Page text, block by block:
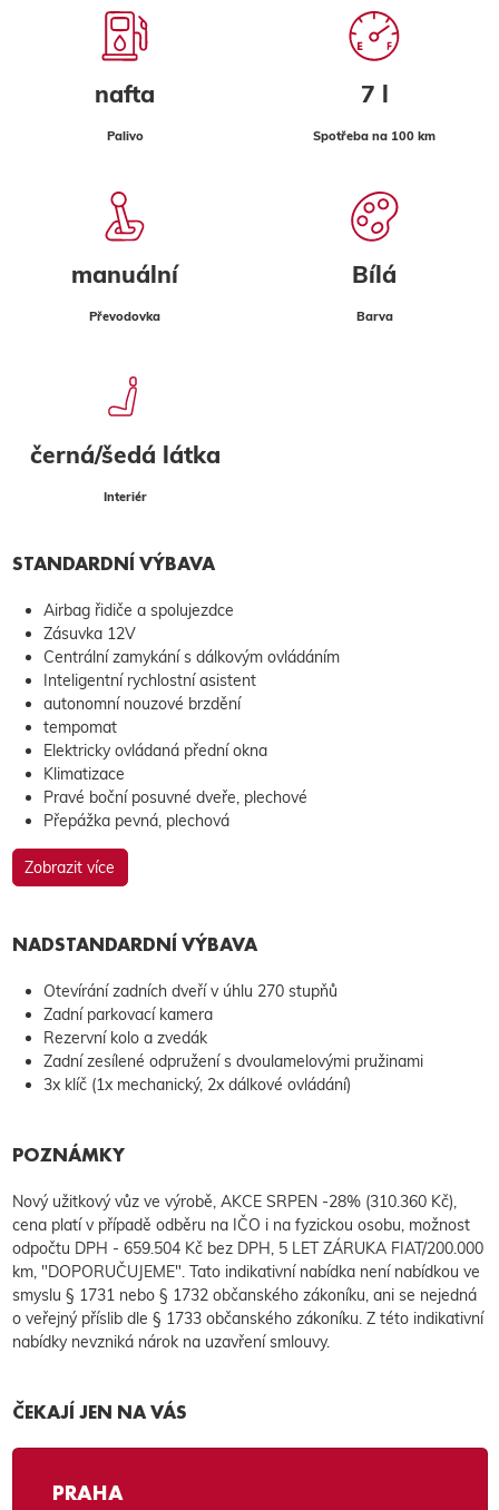
nafta
Palivo
7 l
Spotřeba na 100 km
manuální
Převodovka
Bílá
Barva
černá/šedá látka
Interiér
STANDARDNÍ VÝBAVA
Airbag řidiče a spolujezdce
Zásuvka 12V
Centrální zamykání s dálkovým ovládáním
Inteligentní rychlostní asistent
autonomní nouzové brzdění
tempomat
Elektricky ovládaná přední okna
Klimatizace
Pravé boční posuvné dveře, plechové
Přepážka pevná, plechová
Zobrazit více
NADSTANDARDNÍ VÝBAVA
Otevírání zadních dveří v úhlu 270 stupňů
Zadní parkovací kamera
Rezervní kolo a zvedák
Zadní zesílené odpružení s dvoulamelovými pružinami
3x klíč (1x mechanický, 2x dálkové ovládání)
POZNÁMKY
Nový užitkový vůz ve výrobě, AKCE SRPEN -28% (310.360 Kč),
cena platí v případě odběru na IČO i na fyzickou osobu, možnost
odpočtu DPH - 659.504 Kč bez DPH, 5 LET ZÁRUKA FIAT/200.000
km, "DOPORUČUJEME". Tato indikativní nabídka není nabídkou ve
smyslu § 1731 nebo § 1732 občanského zákoníku, ani se nejedná
o veřejný příslib dle § 1733 občanského zákoníku. Z této indikativní
nabídky nevzniká nárok na uzavření smlouvy.
ČEKAJÍ JEN NA VÁS
PRAHA